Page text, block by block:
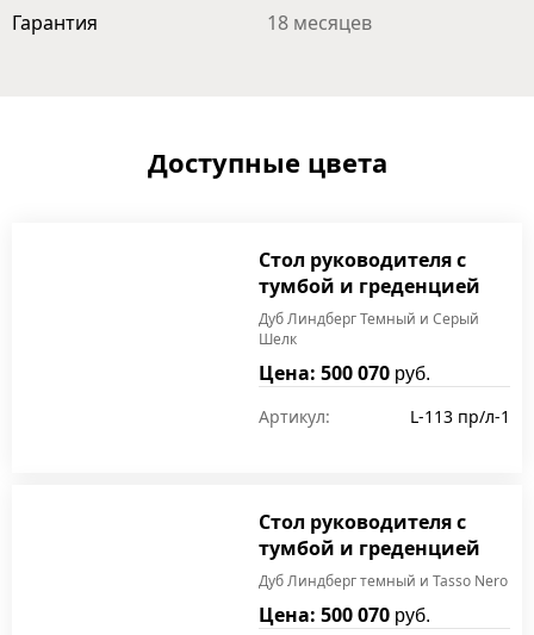
Гарантия 18 месяцев
Доступные цвета
Стол руководителя с
тумбой и греденцией
Дуб Линдберг Темный и Серый
Шелк
Цена: 500 070 руб.
Артикул: L-113 пр/л-1
Стол руководителя с
тумбой и греденцией
Дуб Линдберг темный и Tasso Nero
Цена: 500 070 руб.